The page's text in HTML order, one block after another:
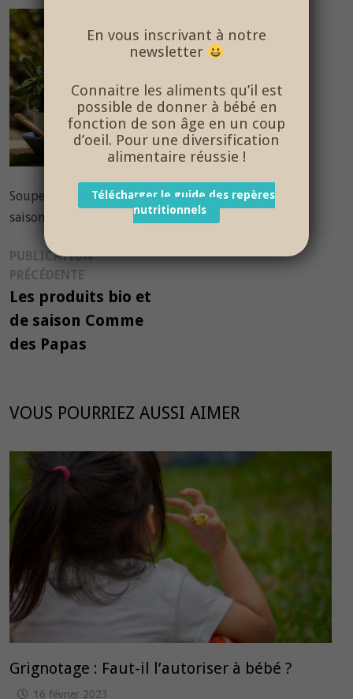
Soupes bébé, Petits pots bébé salés et sucrés; par
saison, par âge bébé
Navigation
de
l’article
PUBLICATION
PRÉCÉDENTE
précédente :
Les produits bio et
de saison Comme
des Papas
VOUS POURRIEZ AUSSI AIMER
Grignotage : Faut-il l’autoriser à bébé ?
16 février 2023
En vous inscrivant à notre
newsletter
Connaitre les aliments qu’il est
possible de donner à bébé en
fonction de son âge en un coup
d’oeil. Pour une diversification
alimentaire réussie !
Télécharger le guide des repères
nutritionnels